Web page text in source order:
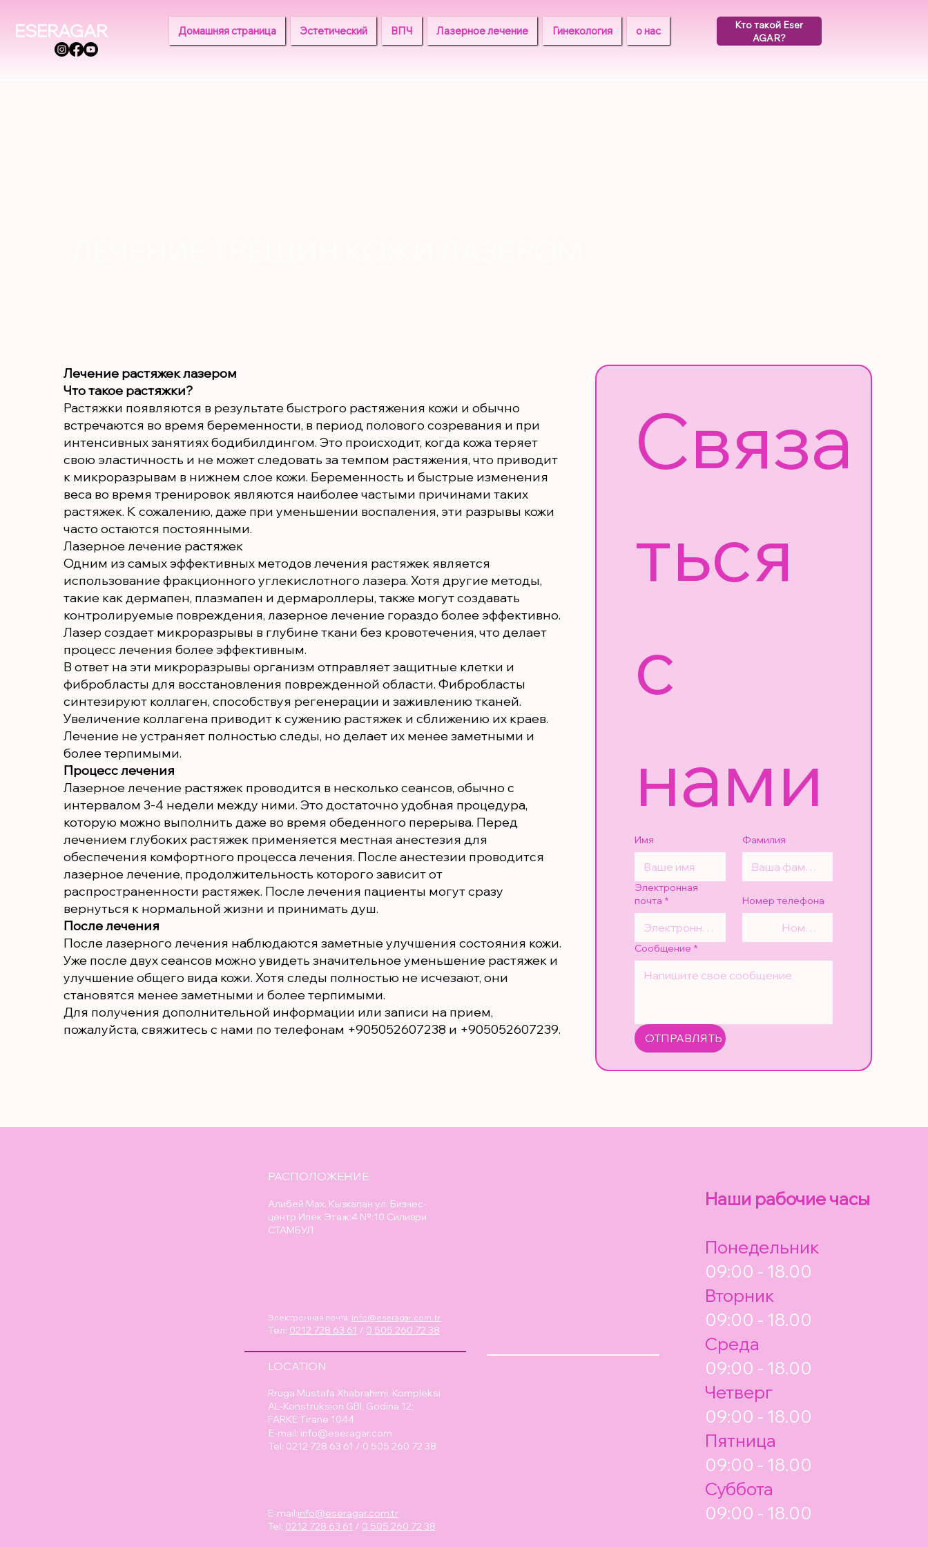
ESERAGAR
Кто такой Eser
AGAR?
Домашняя страница Эстетический ВПЧ Лазерное лечение Гинекология о нас
Лечение растяжек лазером
Что такое растяжки?
Растяжки появляются в результате быстрого растяжения кожи и обычно
встречаются во время беременности, в период полового созревания и при
интенсивных занятиях бодибилдингом. Это происходит, когда кожа теряет
свою эластичность и не может следовать за темпом растяжения, что приводит
к микроразрывам в нижнем слое кожи. Беременность и быстрые изменения
веса во время тренировок являются наиболее частыми причинами таких
растяжек. К сожалению, даже при уменьшении воспаления, эти разрывы кожи
часто остаются постоянными.
Лазерное лечение растяжек
Одним из самых эффективных методов лечения растяжек является
использование фракционного углекислотного лазера. Хотя другие методы,
такие как дермапен, плазмапен и дермароллеры, также могут создавать
контролируемые повреждения, лазерное лечение гораздо более эффективно.
Лазер создает микроразрывы в глубине ткани без кровотечения, что делает
процесс лечения более эффективным.
В ответ на эти микроразрывы организм отправляет защитные клетки и
фибробласты для восстановления поврежденной области. Фибробласты
синтезируют коллаген, способствуя регенерации и заживлению тканей.
Увеличение коллагена приводит к сужению растяжек и сближению их краев.
Лечение не устраняет полностью следы, но делает их менее заметными и
более терпимыми.
Процесс лечения
Лазерное лечение растяжек проводится в несколько сеансов, обычно с
интервалом 3-4 недели между ними. Это достаточно удобная процедура,
которую можно выполнить даже во время обеденного перерыва. Перед
лечением глубоких растяжек применяется местная анестезия для
обеспечения комфортного процесса лечения. После анестезии проводится
лазерное лечение, продолжительность которого зависит от
распространенности растяжек. После лечения пациенты могут сразу
вернуться к нормальной жизни и принимать душ.
После лечения
После лазерного лечения наблюдаются заметные улучшения состояния кожи.
Уже после двух сеансов можно увидеть значительное уменьшение растяжек и
улучшение общего вида кожи. Хотя следы полностью не исчезают, они
становятся менее заметными и более терпимыми.
Для получения дополнительной информации или записи на прием,
пожалуйста, свяжитесь с нами по телефонам +905052607238 и +905052607239.
Связа
ться
с
нами
Имя Фамилия
Электронная
почта * Номер телефона
Сообщение *
ОТПРАВЛЯТЬ
РАСПОЛОЖЕНИЕ
Алибей Мах. Кызкапан ул. Бизнес-
центр Ипек Этаж:4 №:10 Силиври
СТАМБУЛ
E-mail: info@eseragar.com
Tel: 0212 728 63 61 / 0 505 260 72 38
Электронная почта: info@eseragar.com.tr
Тел: 0212 728 63 61 / 0 505 260 72 38
Наши рабочие часы
Понедельник
09:00 - 18.00
Вторник
09:00 - 18.00
Среда
09:00 - 18.00
Четверг
09:00 - 18.00
Пятница
09:00 - 18.00
Суббота
09:00 - 18.00
LOCATION
Rruga Mustafa Xhabrahimi, Kompleksi
AL-Konstruksion GBI, Godina 12;
FARKE Tirane 1044
E-mail:info@eseragar.com.tr
Tel: 0212 728 63 61 / 0 505 260 72 38